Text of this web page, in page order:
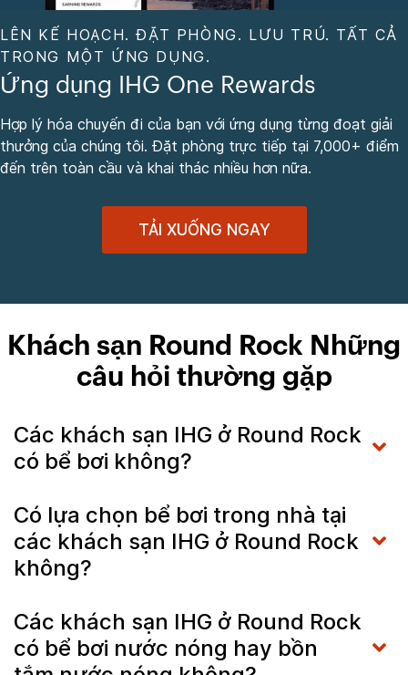
LÊN KẾ HOẠCH. ĐẶT PHÒNG. LƯU TRÚ. TẤT CẢ
TRONG MỘT ỨNG DỤNG.
Ứng dụng IHG One Rewards
Hợp lý hóa chuyến đi của bạn với ứng dụng từng đoạt giải
thưởng của chúng tôi. Đặt phòng trực tiếp tại 7,000+ điểm
đến trên toàn cầu và khai thác nhiều hơn nữa.
TẢI XUỐNG NGAY
Khách sạn Round Rock Những
câu hỏi thường gặp
Các khách sạn IHG ở Round Rock
có bể bơi không?
Có lựa chọn bể bơi trong nhà tại
các khách sạn IHG ở Round Rock
không?
Các khách sạn IHG ở Round Rock
có bể bơi nước nóng hay bồn